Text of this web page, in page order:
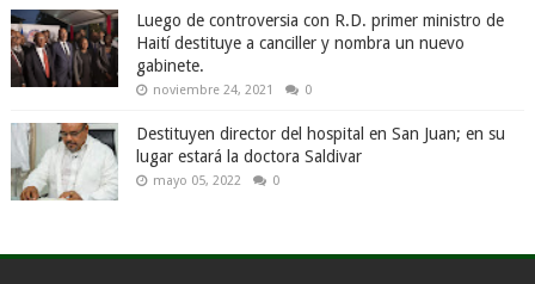
Luego de controversia con R.D. primer ministro de
Haití destituye a canciller y nombra un nuevo
gabinete.
noviembre 24, 2021 0
Destituyen director del hospital en San Juan; en su
lugar estará la doctora Saldivar
mayo 05, 2022 0